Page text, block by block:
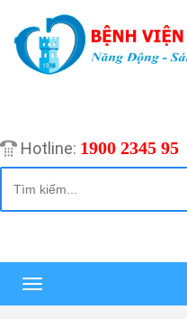
Hotline: 1900 2345 95
Toggle
navigation